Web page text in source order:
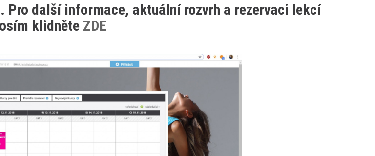
Pro další informace, aktuální rozvrh a rezervaci lekcí
klidněte ZDE